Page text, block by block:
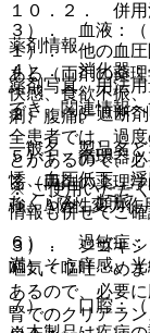
１０．２． 併用
１）． 他の血圧
ある（両剤の薬
２）． β−遮断剤
全患者では、過
とがあるので、
る（両剤の薬理
強、A陰性変力作
３）． ジゴキシ
嘔気・嘔吐・め
あるので、必要
腎でのクリアラ
３）． 血液：（
４）． 消化器：
快感、食欲不振
痢、腹痛。
５）． 循環器：
悸、血圧低下、
ちくらみ、頻脈。
６）． 過敏症：
満）そう痒感、光
７）． 口腔：（
薬剤情報
薬剤写真、用法
でき、関連情報
一般名、製品名
※ ご使用いただ
情報も併せてご